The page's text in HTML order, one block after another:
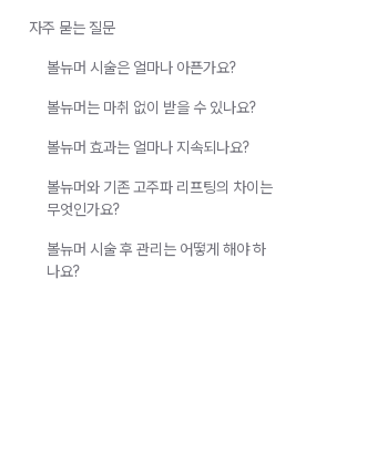
자주 묻는 질문
볼뉴머 시술은 얼마나 아픈가요?
볼뉴머는 마취 없이 받을 수 있나요?
볼뉴머 효과는 얼마나 지속되나요?
볼뉴머와 기존 고주파 리프팅의 차이는
무엇인가요?
볼뉴머 시술 후 관리는 어떻게 해야 하
나요?